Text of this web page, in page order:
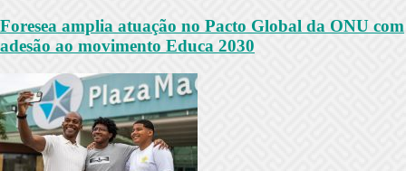
Foresea amplia atuação no Pacto Global da ONU com
adesão ao movimento Educa 2030